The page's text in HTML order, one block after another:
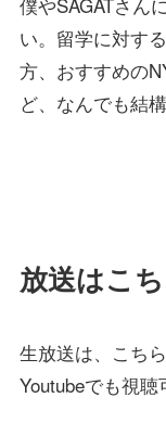
い。留学に対す
方、おすすめの
ど、なんでも結構
放送はこ
生放送は、こち
Youtubeでも視聴